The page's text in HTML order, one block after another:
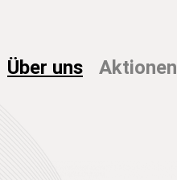
Über uns Aktionen